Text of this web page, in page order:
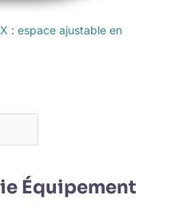
: espace ajustable en
Équipement